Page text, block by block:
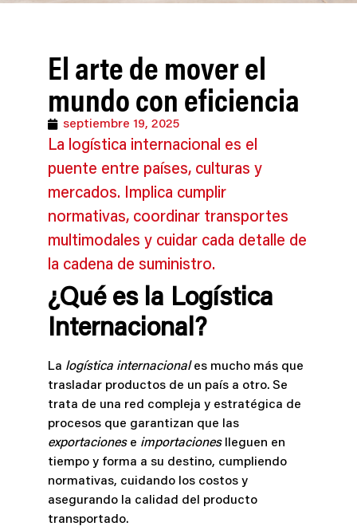
El arte de mover el
mundo con eficiencia
septiembre 19, 2025
La logística internacional es el
puente entre países, culturas y
mercados. Implica cumplir
normativas, coordinar transportes
multimodales y cuidar cada detalle de
la cadena de suministro.
¿Qué es la Logística
Internacional?
La logística internacionales mucho más que
trasladar productos de un país a otro. Se
trata de una red compleja y estratégica de
procesos que garantizan que las
exportacionese importacioneslleguen en
tiempo y forma a su destino, cumpliendo
normativas, cuidando los costos y
asegurando la calidad del producto
transportado.